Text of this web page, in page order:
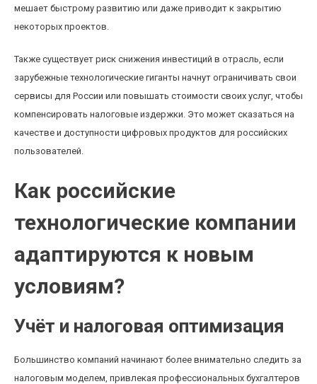
мешает быстрому развитию или даже приводит к закрытию
некоторых проектов.
Также существует риск снижения инвестиций в отрасль, если
зарубежные технологические гиганты начнут ограничивать свои
сервисы для России или повышать стоимости своих услуг, чтобы
компенсировать налоговые издержки. Это может сказаться на
качестве и доступности цифровых продуктов для российских
пользователей.
Как российские
технологические компании
адаптируются к новым
условиям?
Учёт и налоговая оптимизация
Большинство компаний начинают более внимательно следить за
налоговым моделем, привлекая профессиональных бухгалтеров